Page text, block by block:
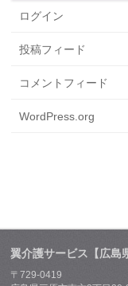
ログイン
投稿フィード
コメントフィード
WordPress.org
翼介護サービス【広島
〒729-0419